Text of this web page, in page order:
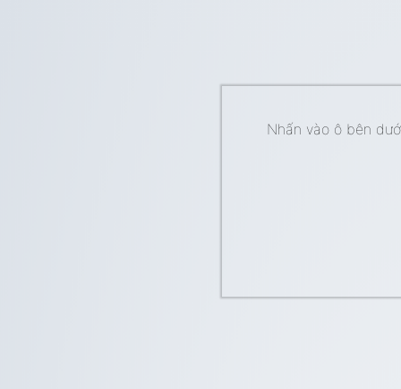
Nhấn vào ô bên